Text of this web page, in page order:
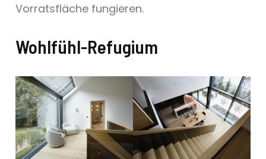
Vorratsfläche fungieren.
Wohlfühl-Refugium